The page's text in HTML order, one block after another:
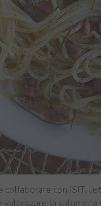
con ISIT,
la salumeria